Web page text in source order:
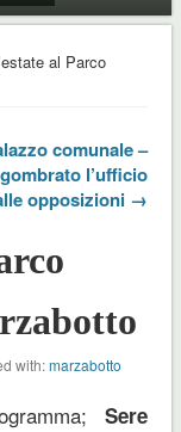
al Parco
comunale –
l’ufficio
opposizioni →
with:marzabotto
Sere